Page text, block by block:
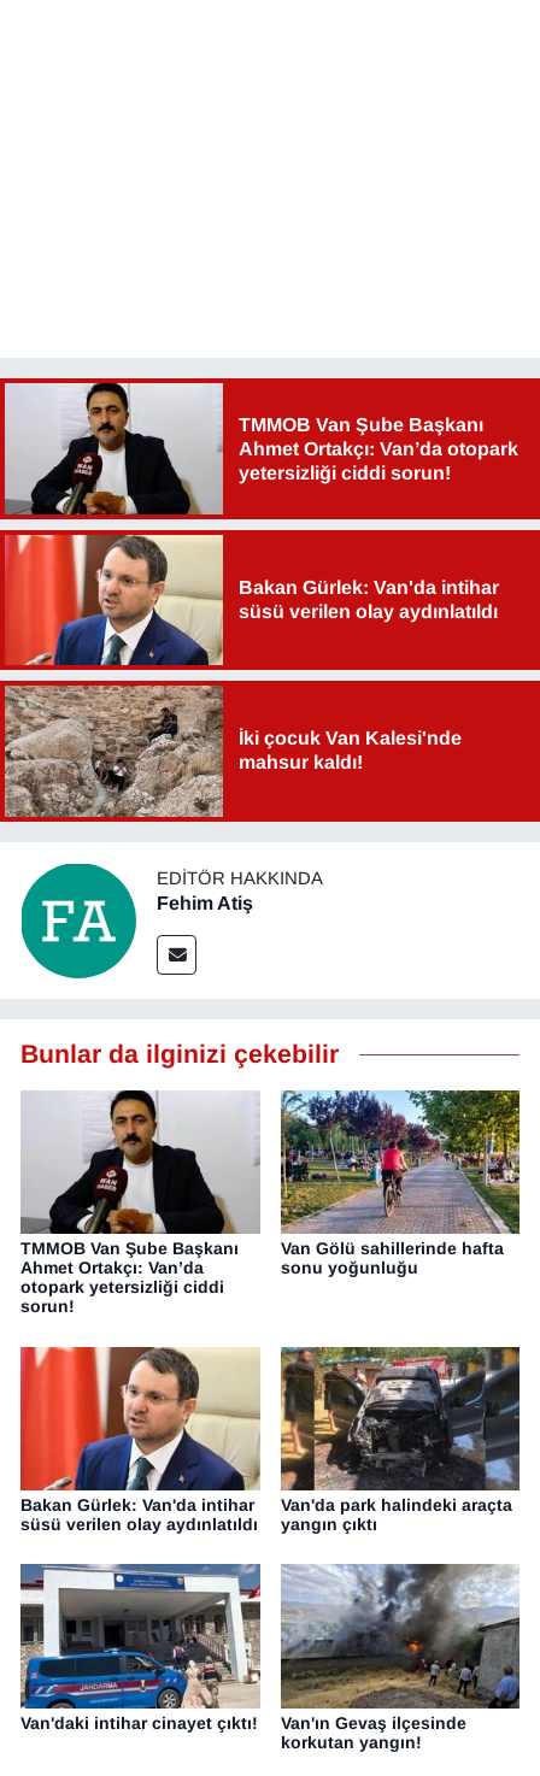
TMMOB Van Şube Başkanı
Ahmet Ortakçı: Van’da otopark
yetersizliği ciddi sorun!
Bakan Gürlek: Van'da intihar
süsü verilen olay aydınlatıldı
İki çocuk Van Kalesi'nde
mahsur kaldı!
EDITÖR HAKKINDA
Fehim Atiş
Bunlar da ilginizi çekebilir
TMMOB Van Şube Başkanı
Ahmet Ortakçı: Van’da
otopark yetersizliği ciddi
sorun!
Van Gölü sahillerinde hafta
sonu yoğunluğu
Bakan Gürlek: Van'da intihar
süsü verilen olay aydınlatıldı
Van'da park halindeki araçta
yangın çıktı
Van'daki intihar cinayet çıktı!
Van'ın Gevaş ilçesinde
korkutan yangın!
TEKNOLOJİ
Turizm
VAN'DA SPOR
Vasıta
YAŞAM
YEREL